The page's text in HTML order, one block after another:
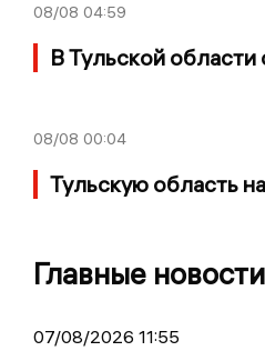
08/08 04:59
В Тульской
08/08 00:04
Тульскую область
Главные новости
07/08/2026 11:55